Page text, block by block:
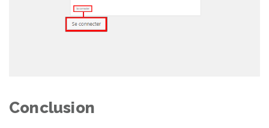
Conclusion